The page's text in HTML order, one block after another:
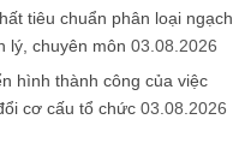
tiêu chuẩn phân loại ngạch
lý, chuyên môn 03.08.2026
hình thành công của việc
cơ cấu tổ chức 03.08.2026